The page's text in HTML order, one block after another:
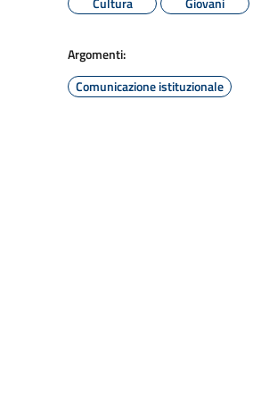
Argomenti:
Comunicazione istituzionale